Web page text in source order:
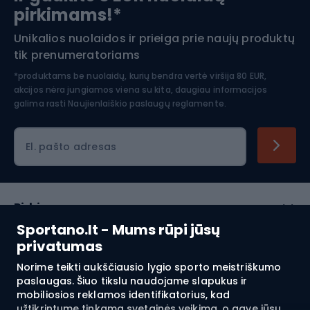
Sportano.lt - Mums rūpi jūsų
privatumas
Norime teikti aukščiausio lygio sporto meistriškumo
paslaugas. Šiuo tikslu naudojame slapukus ir
mobiliosios reklamos identifikatorius, kad
Šiaurietiškas ėjimas
pirkimams!*
Unikalios nuolaidos ir prieiga prie naujų produktų
tik prenumeratoriams
*produktams be nuolaidų, kurių bendra vertė viršija 80 EUR,
akcijos nėra jungiamos viena su kita, daugiau informacijos
galima rasti Naujienlaiškio paslaugų reglamente.
El. pašto adresas
Pirkimas
Klientų aptarnavimas
Reglamentai